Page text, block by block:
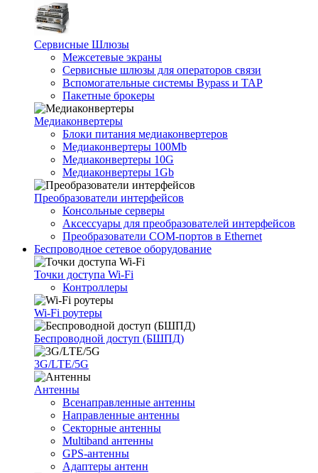
Сервисные Шлюзы
Межсетевые экраны
Сервисные шлюзы для операторов связи
Вспомогательные системы Bypass и TAP
Пакетные брокеры
Медиаконвертеры
Блоки питания медиаконвертеров
Медиаконвертеры 100Mb
Медиаконвертеры 10G
Медиаконвертеры 1Gb
Преобразователи интерфейсов
Консольные серверы
Аксессуары для преобразователей интерфейсов
Преобразователи COM-портов в Ethernet
Беспроводное сетевое оборудование
Точки доступа Wi-Fi
Контроллеры
Wi-Fi роутеры
Беспроводной доступ (БШПД)
3G/LTE/5G
Антенны
Всенаправленные антенны
Направленные антенны
Секторные антенны
Multiband антенны
GPS-антенны
Адаптеры антенн